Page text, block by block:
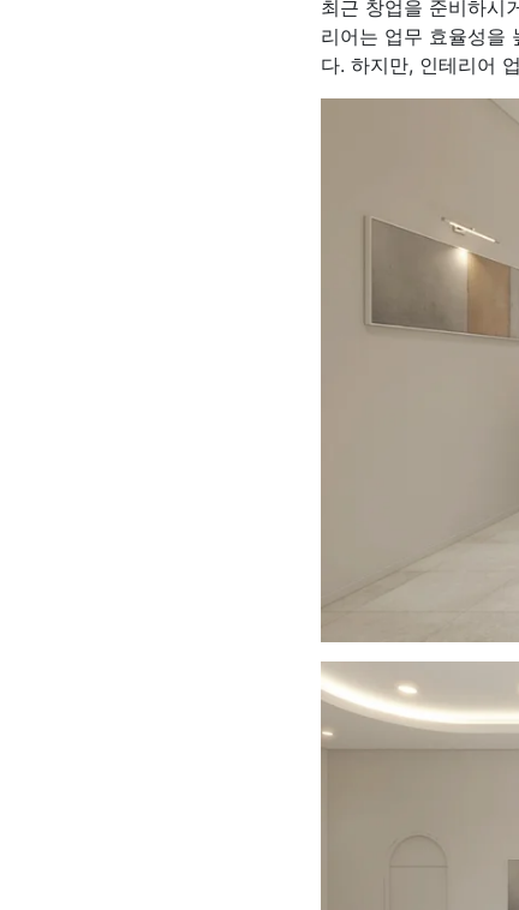
최근 창업을 준비하시
리어는 업무 효율성을
다. 하지만, 인테리어